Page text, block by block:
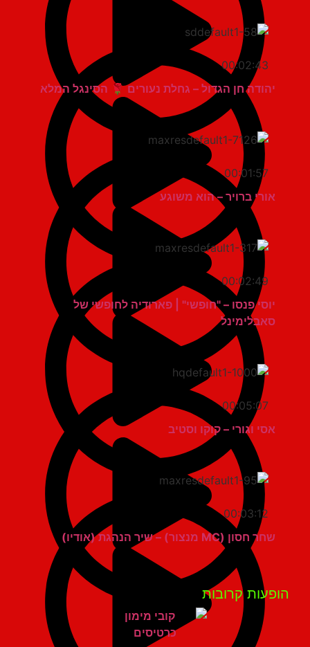
00:02:43
יהודה חן הגדול – גחלת נעורים 🌹 הסינגל המלא
00:01:57
אורי ברויר – הוא משוגע
00:02:49
יוסי פנסו – "חופשי" | פארודיה לחופשי של
סאבלימינל
00:05:07
אסי וגורי – קוקו וסטיב
00:03:12
שחר חסון (MC מנצור) – שיר הנהגת (אודיו)
קרובות